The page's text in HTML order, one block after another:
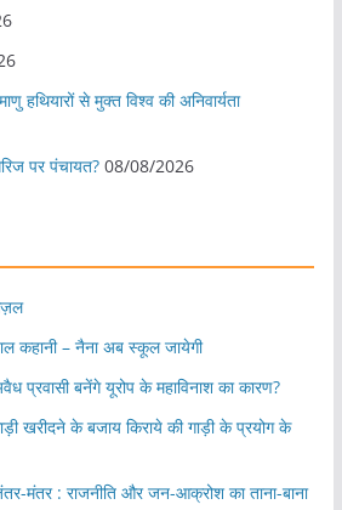
हथियारों से मुक्त विश्व की अनिवार्यता
पर पंचायत? 08/08/2026
कहानी – नैना अब स्कूल जायेगी
प्रवासी बनेंगे यूरोप के महाविनाश का कारण?
खरीदने के बजाय किराये की गाड़ी के प्रयोग के
मंतर : राजनीति और जन-आक्रोश का ताना-बाना